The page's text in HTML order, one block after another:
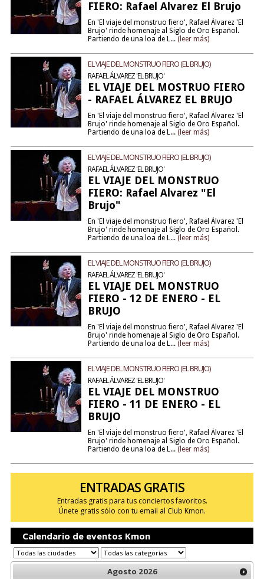
FIERO: Rafael Alvarez El Brujo
En 'El viaje del monstruo fiero', Rafael Álvarez 'El
Brujo' rinde homenaje al Siglo de Oro Español.
Partiendo de una loa de L... (leer más)
EL VIAJE DEL MONSTRUO FIERO (EL BRUJO)
RAFAEL ÁLVAREZ 'EL BRUJO'
EL VIAJE DEL MOSTRUO FIERO
- RAFAEL ÁLVAREZ EL BRUJO
En 'El viaje del monstruo fiero', Rafael Álvarez 'El
Brujo' rinde homenaje al Siglo de Oro Español.
Partiendo de una loa de L... (leer más)
EL VIAJE DEL MONSTRUO FIERO (EL BRUJO)
RAFAEL ÁLVAREZ 'EL BRUJO'
EL VIAJE DEL MONSTRUO
FIERO: Rafael Alvarez "El
Brujo"
En 'El viaje del monstruo fiero', Rafael Álvarez 'El
Brujo' rinde homenaje al Siglo de Oro Español.
Partiendo de una loa de L... (leer más)
EL VIAJE DEL MONSTRUO FIERO (EL BRUJO)
RAFAEL ÁLVAREZ 'EL BRUJO'
EL VIAJE DEL MONSTRUO
FIERO - 12 DE ENERO - EL
BRUJO
En 'El viaje del monstruo fiero', Rafael Álvarez 'El
Brujo' rinde homenaje al Siglo de Oro Español.
Partiendo de una loa de L... (leer más)
EL VIAJE DEL MONSTRUO FIERO (EL BRUJO)
RAFAEL ÁLVAREZ 'EL BRUJO'
EL VIAJE DEL MONSTRUO
FIERO - 11 DE ENERO - EL
BRUJO
En 'El viaje del monstruo fiero', Rafael Álvarez 'El
Brujo' rinde homenaje al Siglo de Oro Español.
Partiendo de una loa de L... (leer más)
ENTRADAS GRATIS
Entradas gratis para tus conciertos favoritos.
Únete gratis sólo con tu email al Club Kmon.
Calendario de eventos Kmon
Agosto 2026